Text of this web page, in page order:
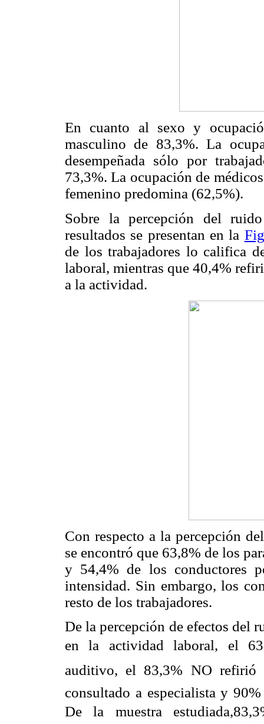
En cuanto al sexo y
masculino de 83,3%. La
desempeñada sólo por
73,3%. La ocupación de
femenino predomina (62,5%).
Sobre la percepción del
resultados se presentan en la
de los trabajadores lo califica
laboral, mientras que 40,4%
a la actividad.
Con respecto a la percepción
se encontró que 63,8% de los
y 54,4% de los conductores
intensidad. Sin embargo, los
resto de los trabajadores.
De la percepción de efectos del
en la actividad laboral, el
auditivo, el 83,3% NO
consultado a especialista y
De la muestra